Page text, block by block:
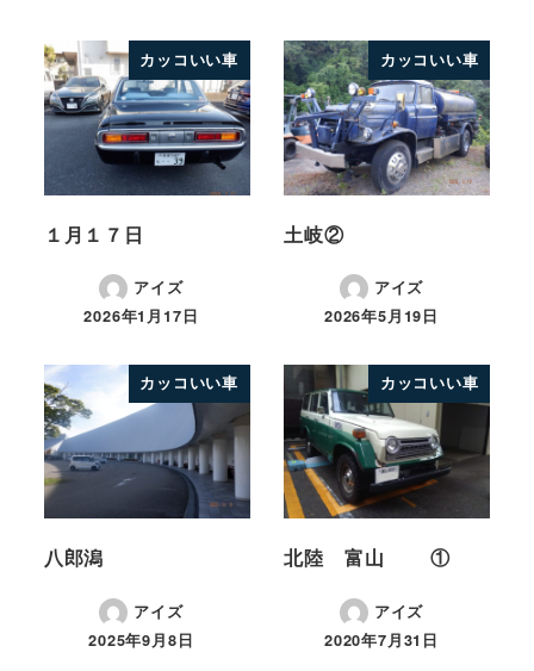
カッコいい車
１月１７日
アイズ
2026年1月17日
カッコいい車
土岐②
アイズ
2026年5月19日
カッコいい車
八郎潟
アイズ
2025年9月8日
カッコいい車
北陸 富山 ①
アイズ
2020年7月31日